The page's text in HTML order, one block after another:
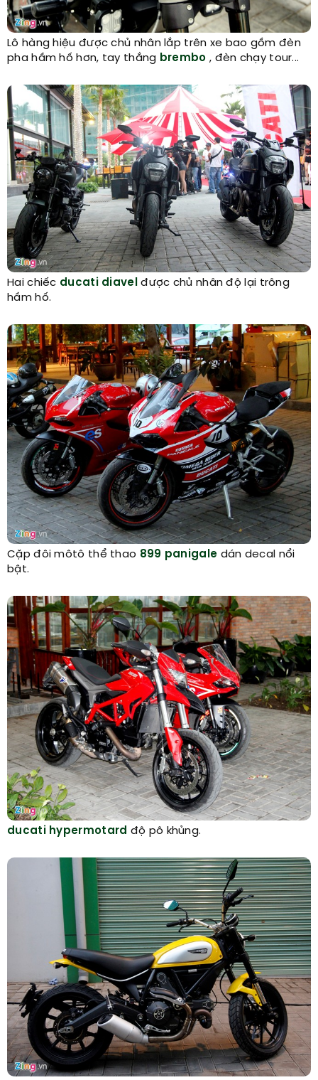
Lô hàng hiệu được chủ nhân lắp trên xe bao gồm đèn
pha hầm hố hơn, tay thắng brembo , đèn chạy tour...
Hai chiếc ducati diavelđược chủ nhân độ lại trông
hầm hố.
Cặp đôi môtô thể thao 899 panigale dán decal nổi
bật.
ducati hypermotard độ pô khủng.